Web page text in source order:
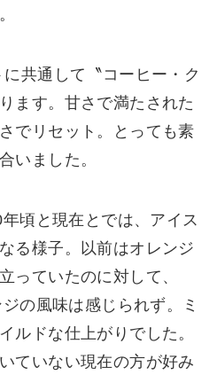
共通して〝コーヒー・ク
ます。甘さで満たされた
でリセット。とっても素
いました。
頃と現在とでは、アイス
る様子。以前はオレンジ
っていたのに対して、
の風味は感じられず。ミ
ルドな仕上がりでした。
ていない現在の方が好み